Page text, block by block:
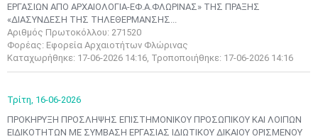
ΕΡΓΑΣΙΩΝ ΑΠΟ ΑΡΧΑΙΟΛΟΓΙΑ-ΕΦ.Α.ΦΛΩΡΙΝΑΣ» ΤΗΣ ΠΡΑΞΗΣ
«ΔΙΑΣΥΝΔΕΣΗ ΤΗΣ ΤΗΛΕΘΕΡΜΑΝΣΗΣ...
Αριθμός Πρωτοκόλλου: 271520
Φορέας: Εφορεία Αρχαιοτήτων Φλώρινας
Καταχωρήθηκε: 17-06-2026 14:16, Τροποποιήθηκε: 17-06-2026 14:16
Τρίτη, 16-06-2026
ΠΡΟΚΗΡΥΞΗ ΠΡΟΣΛΗΨΗΣ ΕΠΙΣΤΗΜΟΝΙΚΟΥ ΠΡΟΣΩΠΙΚΟΥ ΚΑΙ ΛΟΙΠΩΝ
ΕΙΔΙΚΟΤΗΤΩΝ ΜΕ ΣΥΜΒΑΣΗ ΕΡΓΑΣΙΑΣ ΙΔΙΩΤΙΚΟΥ ΔΙΚΑΙΟΥ ΟΡΙΣΜΕΝΟΥ